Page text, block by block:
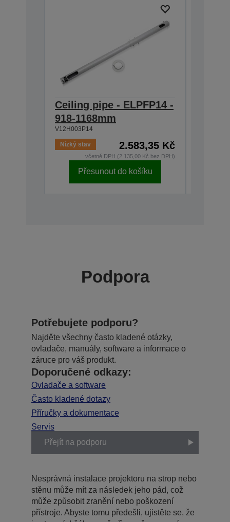
Ceiling pipe - ELPFP14 -
918-1168mm
V12H003P14
Nízký stav 2.583,35 Kč
včetně DPH (2.135,00 Kč bez DPH)
Přesunout do košíku
Podpora
Potřebujete podporu?
Najděte všechny často kladené otázky,
ovladače, manuály, software a informace o
záruce pro váš produkt.
Doporučené odkazy:
Ovladače a software
Často kladené dotazy
Příručky a dokumentace
Servis
Přejít na podporu
Nesprávná instalace projektoru na strop nebo
stěnu může mít za následek jeho pád, což
může způsobit zranění nebo poškození
přístroje. Abyste tomu předešli, ujistěte se, že